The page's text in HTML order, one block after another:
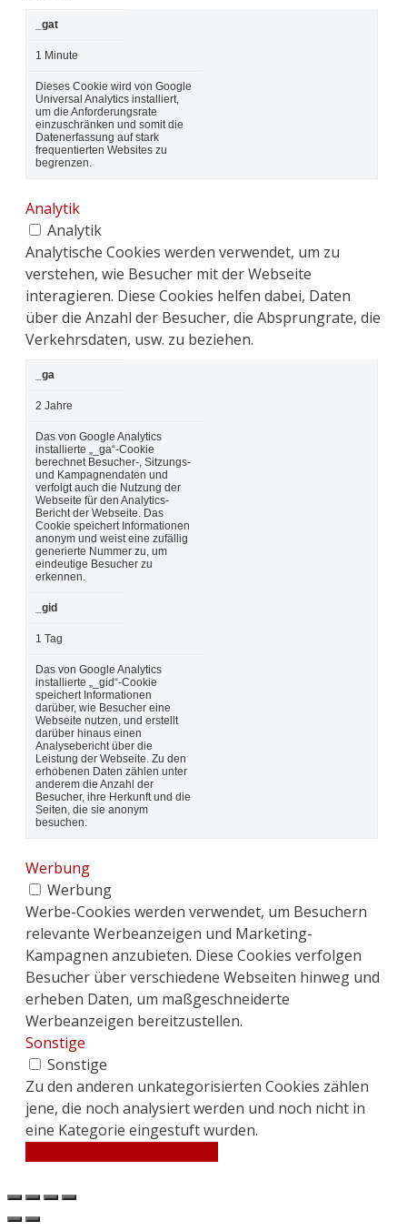
_gat
1 Minute
Dieses Cookie wird von Google
Universal Analytics installiert,
um die Anforderungsrate
einzuschränken und somit die
Datenerfassung auf stark
frequentierten Websites zu
begrenzen.
Analytik
Analytik
Analytische Cookies werden verwendet, um zu
verstehen, wie Besucher mit der Webseite
interagieren. Diese Cookies helfen dabei, Daten
über die Anzahl der Besucher, die Absprungrate, die
Verkehrsdaten, usw. zu beziehen.
_ga
2 Jahre
Das von Google Analytics
installierte „_ga“-Cookie
berechnet Besucher-, Sitzungs-
und Kampagnendaten und
verfolgt auch die Nutzung der
Webseite für den Analytics-
Bericht der Webseite. Das
Cookie speichert Informationen
anonym und weist eine zufällig
generierte Nummer zu, um
eindeutige Besucher zu
erkennen.
_gid
1 Tag
Das von Google Analytics
installierte „_gid“-Cookie
speichert Informationen
darüber, wie Besucher eine
Webseite nutzen, und erstellt
darüber hinaus einen
Analysebericht über die
Leistung der Webseite. Zu den
erhobenen Daten zählen unter
anderem die Anzahl der
Besucher, ihre Herkunft und die
Seiten, die sie anonym
besuchen.
Werbung
Werbung
Werbe-Cookies werden verwendet, um Besuchern
relevante Werbeanzeigen und Marketing-
Kampagnen anzubieten. Diese Cookies verfolgen
Besucher über verschiedene Webseiten hinweg und
erheben Daten, um maßgeschneiderte
Werbeanzeigen bereitzustellen.
Sonstige
Sonstige
Zu den anderen unkategorisierten Cookies zählen
jene, die noch analysiert werden und noch nicht in
eine Kategorie eingestuft wurden.